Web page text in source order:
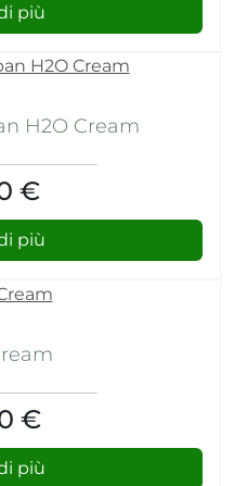
più
H2O Cream
€
più
€
più